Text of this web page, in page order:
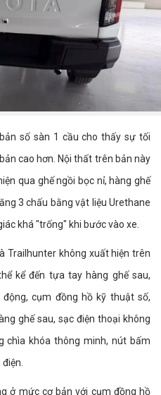
số sàn 1 cầu cho thấy sự tối
cao hơn. Nội thất trên bản này
qua ghế ngồi bọc nỉ, hàng ghế
3 chấu bằng vật liệu Urethane
khá "trống" khi bước vào xe.
Trailhunter không xuất hiện trên
kể đến tựa tay hàng ghế sau,
cụm đồng hồ kỹ thuật số,
ghế sau, sạc điện thoại không
chìa khóa thông minh, nút bấm
ở mức cơ bản với cụm đồng hồ